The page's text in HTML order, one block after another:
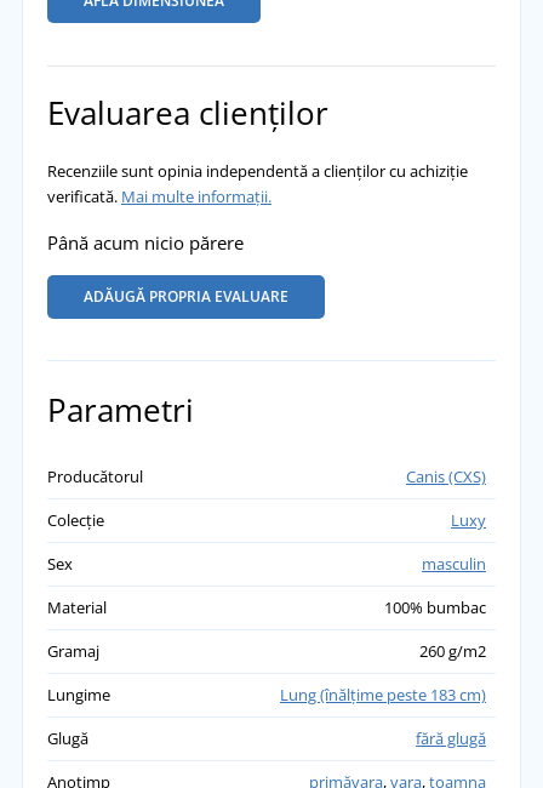
Evaluarea clienților
Recenziile sunt opinia independentă a clienților cu achiziție
verificată. Mai multe informații.
Până acum nicio părere
ADĂUGĂ PROPRIA EVALUARE
Parametri
Producătorul
Canis (CXS)
Colecție
Luxy
Sex
masculin
Material
100% bumbac
Gramaj
260 g/m2
Lungime
Lung (înălțime peste 183 cm)
Glugă
fără glugă
Anotimp
primăvara,vara,toamna